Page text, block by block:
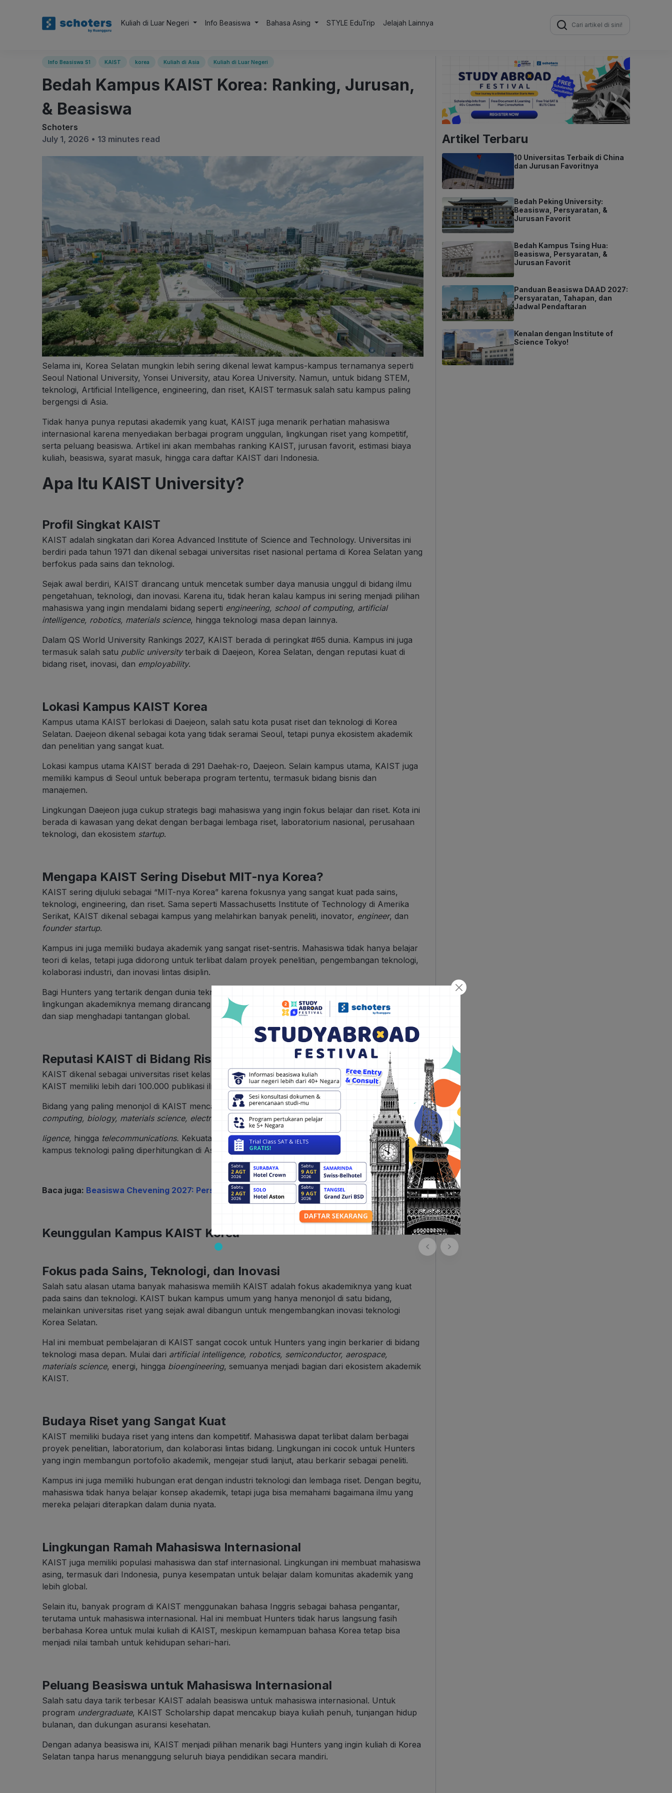
Kuliah di Luar Negeri Info Beasiswa Bahasa Asing STYLE EduTrip Jelajah Lainnya
Search
for:
Info Beasiswa S1 KAIST korea Kuliah di Asia Kuliah di Luar Negeri
Bedah Kampus KAIST Korea: Ranking, Jurusan,
& Beasiswa
Schoters
July 1, 2026 • 13 minutes read
Selama ini, Korea Selatan mungkin lebih sering dikenal lewat kampus-kampus ternamanya seperti
Seoul National University, Yonsei University, atau Korea University. Namun, untuk bidang STEM,
teknologi, Artificial Intelligence, engineering, dan riset, KAIST termasuk salah satu kampus paling
bergengsi di Asia.
Tidak hanya punya reputasi akademik yang kuat, KAIST juga menarik perhatian mahasiswa
internasional karena menyediakan berbagai program unggulan, lingkungan riset yang kompetitif,
serta peluang beasiswa. Artikel ini akan membahas ranking KAIST, jurusan favorit, estimasi biaya
kuliah, beasiswa, syarat masuk, hingga cara daftar KAIST dari Indonesia.
Apa Itu KAIST University?
Profil Singkat KAIST
KAIST adalah singkatan dari Korea Advanced Institute of Science and Technology. Universitas ini
berdiri pada tahun 1971 dan dikenal sebagai universitas riset nasional pertama di Korea Selatan yang
berfokus pada sains dan teknologi.
Sejak awal berdiri, KAIST dirancang untuk mencetak sumber daya manusia unggul di bidang ilmu
pengetahuan, teknologi, dan inovasi. Karena itu, tidak heran kalau kampus ini sering menjadi pilihan
mahasiswa yang ingin mendalami bidang seperti engineering, school of computing, artificial
intelligence, robotics, materials science, hingga teknologi masa depan lainnya.
Dalam QS World University Rankings 2027, KAIST berada di peringkat #65 dunia. Kampus ini juga
termasuk salah satu public universityterbaik di Daejeon, Korea Selatan, dengan reputasi kuat di
bidang riset, inovasi, dan employability.
Lokasi Kampus KAIST Korea
Kampus utama KAIST berlokasi di Daejeon, salah satu kota pusat riset dan teknologi di Korea
Selatan. Daejeon dikenal sebagai kota yang tidak seramai Seoul, tetapi punya ekosistem akademik
dan penelitian yang sangat kuat.
Lokasi kampus utama KAIST berada di 291 Daehak-ro, Daejeon. Selain kampus utama, KAIST juga
memiliki kampus di Seoul untuk beberapa program tertentu, termasuk bidang bisnis dan
manajemen.
Lingkungan Daejeon juga cukup strategis bagi mahasiswa yang ingin fokus belajar dan riset. Kota ini
berada di kawasan yang dekat dengan berbagai lembaga riset, laboratorium nasional, perusahaan
teknologi, dan ekosistem startup.
Mengapa KAIST Sering Disebut MIT-nya Korea?
KAIST sering dijuluki sebagai “MIT-nya Korea” karena fokusnya yang sangat kuat pada sains,
teknologi, engineering, dan riset. Sama seperti Massachusetts Institute of Technology di Amerika
Serikat, KAIST dikenal sebagai kampus yang melahirkan banyak peneliti, inovator, engineer, dan
founder startup.
Kampus ini juga memiliki budaya akademik yang sangat riset-sentris. Mahasiswa tidak hanya belajar
teori di kelas, tetapi juga didorong untuk terlibat dalam proyek penelitian, pengembangan teknologi,
kolaborasi industri, dan inovasi lintas disiplin.
Bagi Hunters yang tertarik dengan dunia teknologi, KAIST bisa menjadi pilihan menarik karena
lingkungan akademiknya memang dirancang untuk mendorong mahasiswa berpikir kritis, kreatif,
dan siap menghadapi tantangan global.
Reputasi KAIST di Bidang Riset
KAIST dikenal sebagai universitas riset kelas dunia. Dalam data riset yang tercantum pada referensi,
KAIST memiliki lebih dari 100.000 publikasi ilmiah dan jutaan sitasi dari berbagai bidang penelitian.
Bidang yang paling menonjol di KAIST mencakup engineering, physics, chemistry, school of
computing, biology, materials science, electrical engineering, artificial intel
ligence, hingga telecommunications. Kekuatan riset inilah yang membuat KAIST menjadi salah satu
kampus teknologi paling diperhitungkan di Asia.
Baca juga: Beasiswa Chevening 2027: Persyaratan & Tahapan Seleksinya
Keunggulan Kampus KAIST Korea
Fokus pada Sains, Teknologi, dan Inovasi
Salah satu alasan utama banyak mahasiswa memilih KAIST adalah fokus akademiknya yang kuat
pada sains dan teknologi. KAIST bukan kampus umum yang hanya menonjol di satu bidang,
melainkan universitas riset yang sejak awal dibangun untuk mengembangkan inovasi teknologi
Korea Selatan.
Hal ini membuat pembelajaran di KAIST sangat cocok untuk Hunters yang ingin berkarier di bidang
teknologi masa depan. Mulai dari artificial intelligence, robotics, semiconductor, aerospace,
materials science, energi, hingga bioengineering, semuanya menjadi bagian dari ekosistem akademik
KAIST.
Budaya Riset yang Sangat Kuat
KAIST memiliki budaya riset yang intens dan kompetitif. Mahasiswa dapat terlibat dalam berbagai
proyek penelitian, laboratorium, dan kolaborasi lintas bidang. Lingkungan ini cocok untuk Hunters
yang ingin membangun portofolio akademik, mengejar studi lanjut, atau berkarir sebagai peneliti.
Kampus ini juga memiliki hubungan erat dengan industri teknologi dan lembaga riset. Dengan begitu,
mahasiswa tidak hanya belajar konsep akademik, tetapi juga bisa memahami bagaimana ilmu yang
mereka pelajari diterapkan dalam dunia nyata.
Lingkungan Ramah Mahasiswa Internasional
KAIST juga memiliki populasi mahasiswa dan staf internasional. Lingkungan ini membuat mahasiswa
asing, termasuk dari Indonesia, punya kesempatan untuk belajar dalam komunitas akademik yang
lebih global.
Selain itu, banyak program di KAIST menggunakan bahasa Inggris sebagai bahasa pengantar,
terutama untuk mahasiswa internasional. Hal ini membuat Hunters tidak harus langsung fasih
berbahasa Korea untuk mulai kuliah di KAIST, meskipun kemampuan bahasa Korea tetap bisa
menjadi nilai tambah untuk kehidupan sehari-hari.
Peluang Beasiswa untuk Mahasiswa Internasional
Salah satu daya tarik terbesar KAIST adalah beasiswa untuk mahasiswa internasional. Untuk
program undergraduate, KAIST Scholarship dapat mencakup biaya kuliah penuh, tunjangan hidup
bulanan, dan dukungan asuransi kesehatan.
Dengan adanya beasiswa ini, KAIST menjadi pilihan menarik bagi Hunters yang ingin kuliah di Korea
Selatan tanpa harus menanggung seluruh biaya pendidikan secara mandiri.
Artikel Terbaru
10 Universitas Terbaik di China
dan Jurusan Favoritnya
Bedah Peking University:
Beasiswa, Persyaratan, &
Jurusan Favorit
Bedah Kampus Tsing Hua:
Beasiswa, Persyaratan, &
Jurusan Favorit
Panduan Beasiswa DAAD 2027:
Persyaratan, Tahapan, dan
Jadwal Pendaftaran
Kenalan dengan Institute of
Science Tokyo!